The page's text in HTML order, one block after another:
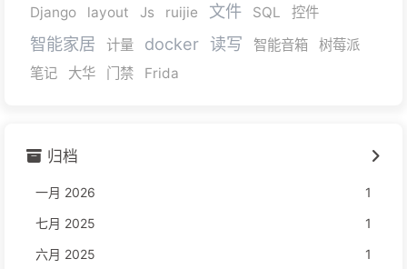
Django layout Js ruijie 文件 SQL 控件
智能家居 计量 docker 读写 智能音箱
树莓派
笔记
大华 门禁 Frida
归档
一月 2026
1
七月 2025
1
六月 2025
1